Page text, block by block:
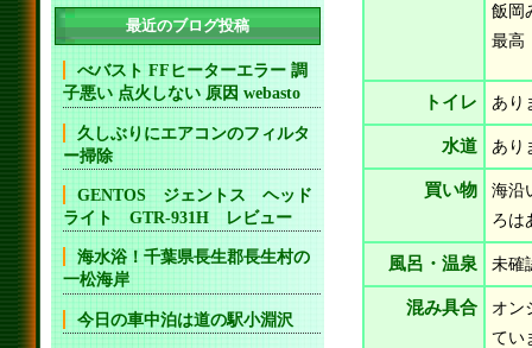
飯岡
最高
トイレ あり
水道 あり
買い物
海沿
ろは
風呂・温泉 未確
混み具合
オン
てい
最近のブログ投稿
べバスト FFヒーターエラー 調
子悪い 点火しない 原因 webasto
久しぶりにエアコンのフィルタ
ー掃除
GENTOS ジェントス ヘッド
ライト GTR-931H レビュー
海水浴！千葉県長生郡長生村の
一松海岸
今日の車中泊は道の駅小淵沢